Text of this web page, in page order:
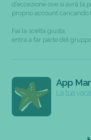
d’eccezione ove si avrà la
proprio account caricando
Fai la scelta giusta,
entra a far parte del
App
La tua